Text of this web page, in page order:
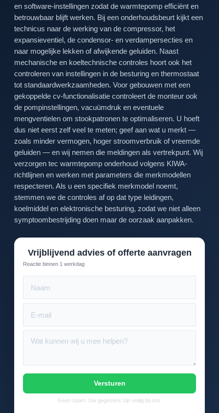
en software-instellingen zodat de warmtepomp efficiënt en
betrouwbaar blijft werken. Bij een onderhoudsbeurt kijkt een
technicus naar de werking van de compressor, het
expansieventiel, de condensor- en verdampersecties en
naar mogelijke lekken of afwijkende geluiden. Naast
mechanische en koeltechnische controles hoort ook het
controleren van instellingen in de besturing en thermostaat
tot standaardwerkzaamheden. Voor gebouwen met een
gekoppelde cv-functionalisatie controleert de monteur ook
de pompinstellingen, vacuümdruk en eventuele
mengventielen om stookpatronen te optimaliseren. U hoeft
dus niet eerst zelf veel te meten; geef aan wat u merkt —
zoals minder vermogen, hoger stroomverbruik of vreemde
geluiden — en wij nemen die meldingen als vertrekpunt. Wij
verzorgen tec warmtepomp onderhoud volgens KIWA-
richtlijnen en werken met parameters die merkmodellen
respecteren. Als u een specifiek merkmodel noemt,
stemmen we de controles af op dat type leidingen,
koelmiddel en elektronische besturing, zodat we niet alleen
symptoombestrijding doen maar de oorzaak aanpakken.
Vrijblijvend advies of offerte aanvragen
Reactie binnen 1 werkdag
Versturen
Geen spam. Uw gegevens zijn veilig bij ons.